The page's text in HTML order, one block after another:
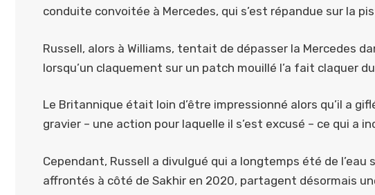
conduite convoitée à Mercedes, qui s’est répandue sur la
Russell, alors à Williams, tentait de dépasser la Mercedes
lorsqu’un claquement sur un patch mouillé l’a fait claquer
Le Britannique était loin d’être impressionné alors qu’il a
gravier – une action pour laquelle il s’est excusé – ce qui a
Cependant, Russell a divulgué qui a longtemps été de
affrontés à côté de Sakhir en 2020, partagent désormais